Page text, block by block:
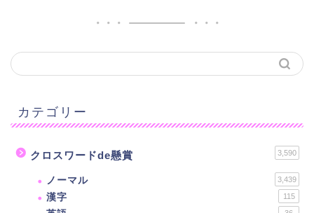
カテゴリー
クロスワードde懸賞 3,590
ノーマル 3,439
漢字 115